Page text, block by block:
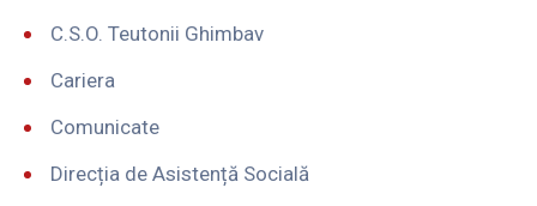
C.S.O. Teutonii Ghimbav
Cariera
Comunicate
Direcția de Asistență Socială